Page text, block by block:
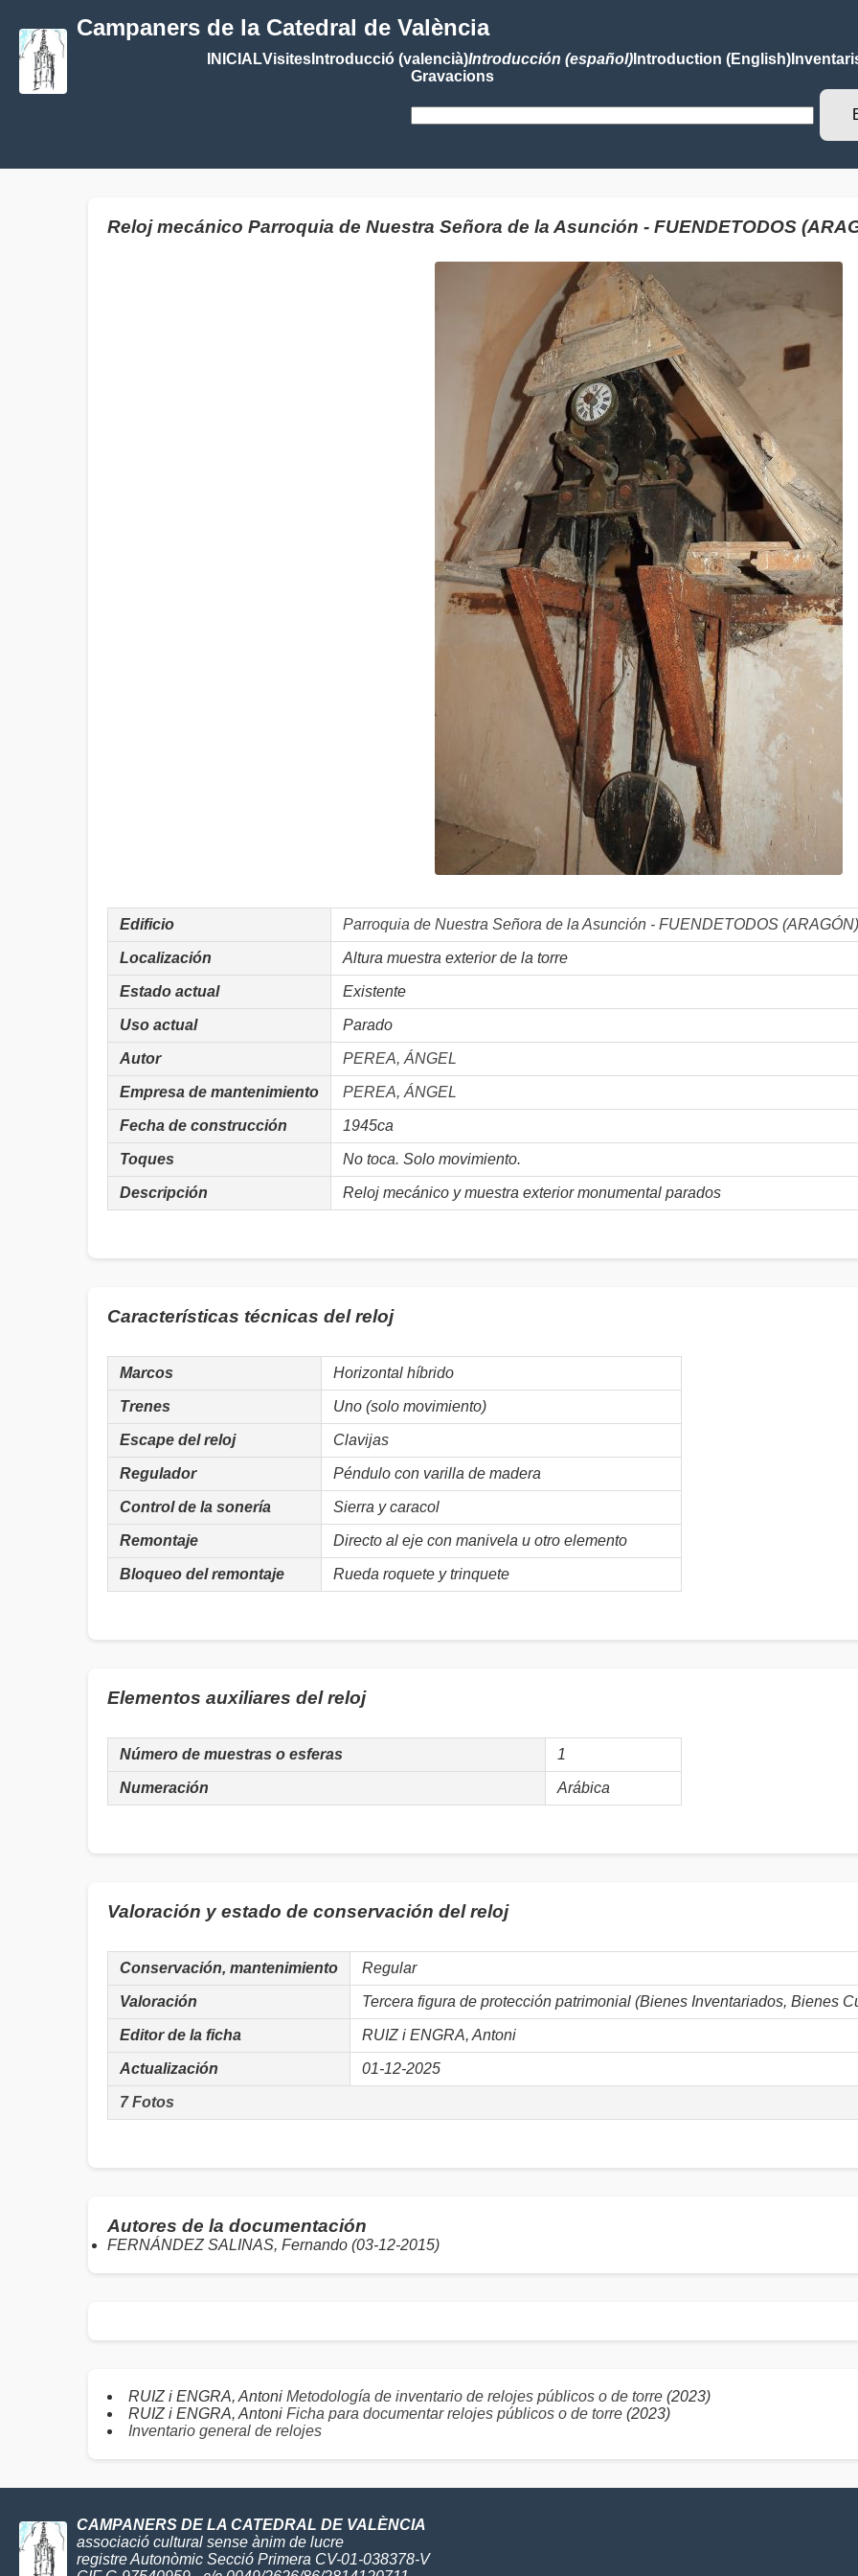
Campaners de la Catedral de València
INICIALVisitesIntroducció (valencià)Introducción (español)Introduction (English)
Gravacions
Reloj mecánico Parroquia de Nuestra Señora de la Asunción - FUENDETODOS
Edificio Parroquia de Nuestra Señora de la Asunción - FUENDETODOS (ARAGÓN)
Localización Altura muestra exterior de la torre
Estado actual Existente
Uso actual Parado
Autor PEREA, ÁNGEL
Empresa de mantenimiento PEREA, ÁNGEL
Fecha de construcción 1945ca
Toques No toca. Solo movimiento.
Descripción Reloj mecánico y muestra exterior monumental parados
Características técnicas del reloj
Marcos Horizontal híbrido
Trenes Uno (solo movimiento)
Escape del reloj Clavijas
Regulador Péndulo con varilla de madera
Control de la sonería Sierra y caracol
Remontaje Directo al eje con manivela u otro elemento
Bloqueo del remontaje Rueda roquete y trinquete
Elementos auxiliares del reloj
Número de muestras o esferas 1
Numeración Arábica
Valoración y estado de conservación del reloj
Conservación, mantenimiento Regular
Valoración Tercera figura de protección patrimonial (Bienes Inventariados, Bienes
Editor de la ficha RUIZ i ENGRA, Antoni
Actualización 01-12-2025
7 Fotos
Autores de la documentación
FERNÁNDEZ SALINAS, Fernando (03-12-2015)
RUIZ i ENGRA, Antoni Metodología de inventario de relojes públicos o de torre (2023)
RUIZ i ENGRA, Antoni Ficha para documentar relojes públicos o de torre (2023)
Inventario general de relojes
CAMPANERS DE LA CATEDRAL DE VALÈNCIA
associació cultural sense ànim de lucre
registre Autonòmic Secció Primera CV-01-038378-V